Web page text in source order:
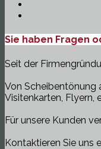
Sie haben Fragen
Seit der
Von Scheibentönung
Visitenkarten, Flyern,
Für unsere Kunden
Kontaktieren Sie uns